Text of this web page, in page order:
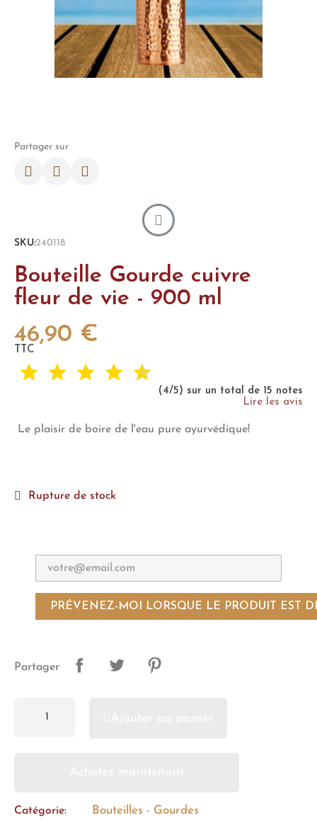
Partager sur
SKU 240118
Bouteille Gourde cuivre
fleur de vie - 900 ml
46,90 €
TTC
(4/5) sur un total de 15 notes
Lire les avis
Le plaisir de boire de l'eau pure ayurvédique!
Rupture de stock
PRÉVENEZ-MOI LORSQUE LE PRODUIT EST
Partager
Catégorie Bouteilles - Gourdes